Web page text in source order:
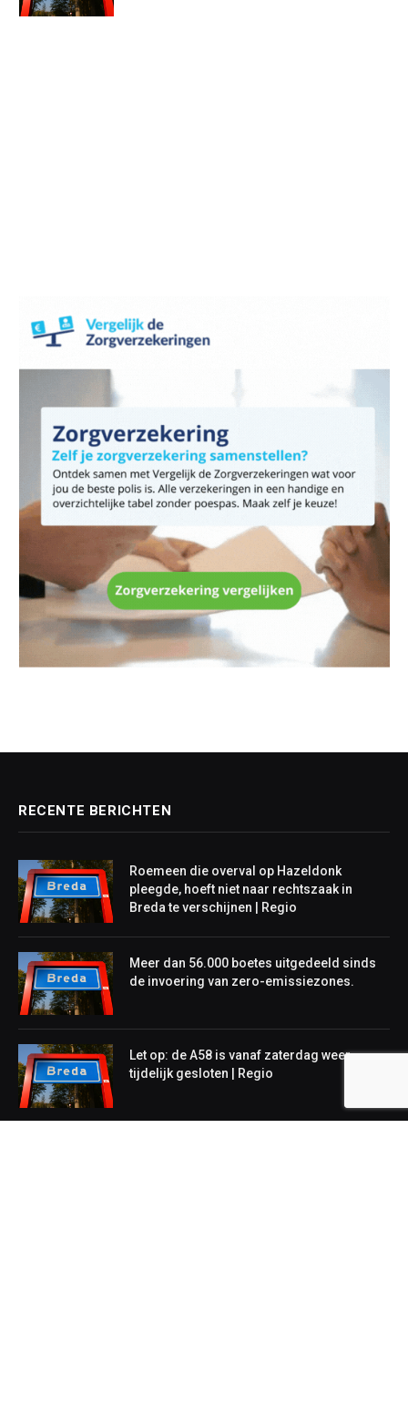
RECENTE BERICHTEN
Roemeen die overval op Hazeldonk
pleegde, hoeft niet naar rechtszaak in
Breda te verschijnen | Regio
Meer dan 56.000 boetes uitgedeeld sinds
de invoering van zero-emissiezones.
Let op: de A58 is vanaf zaterdag weer
tijdelijk gesloten | Regio